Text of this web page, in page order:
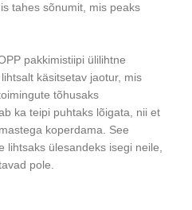
tahes sõnumit, mis peaks
pakkimistiipi ülilihtne
käsitsetav jaotur, mis
tõhusaks
ka teipi puhtaks lõigata, nii et
koperdama. See
lihtsaks ülesandeks isegi neile,
pole.